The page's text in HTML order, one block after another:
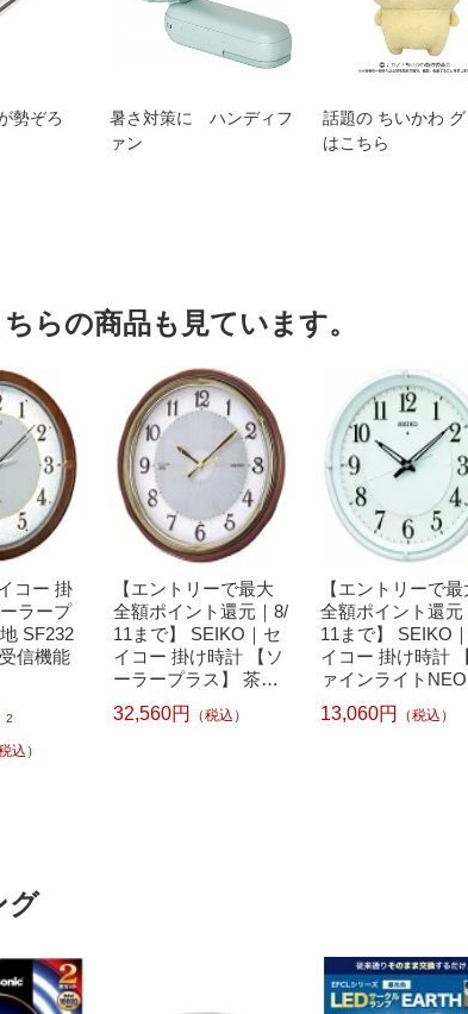
勢ぞろ
暑さ対策に ハンディフ
ァン
話題の ちいかわ
はこちら
らの商品も見ています。
コー 掛
ラープ
SF232
信機能
2
込）
【エントリーで最大
全額ポイント還元｜8/
11まで】 SEIKO｜セ
イコー 掛け時計 【ソ
ーラープラス】 茶木
地 SF221B [電波自動
受信機能有]
32,560円 （税込）
【エントリーで最
全額ポイント還元
11まで】 SEIKO
イコー 掛け時計
ァインライト
白パール
波自動受信機能有]
13,060円 （税込）
グ